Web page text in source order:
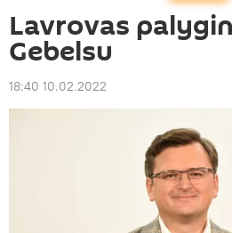
Lavrovas
Gebelsu
18:40 10.02.2022